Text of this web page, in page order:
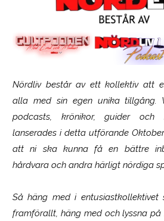
Nördliv består av ett kollektiv att
alla med sin egen unika tillgång.
podcasts, krönikor, guider och
lanserades i detta utförande
att ni ska kunna få en bättre
hårdvara och andra härligt nördiga
Så häng med i
framförallt, häng med och lyssna på
Logitech